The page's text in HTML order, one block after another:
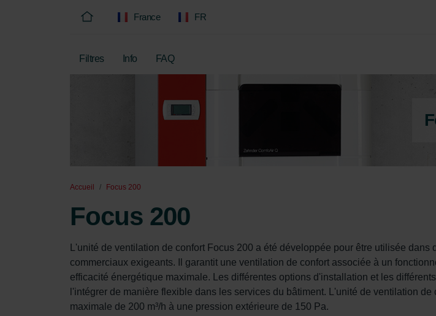
France FR
Filtres Info FAQ
Accueil Focus 200
Focus 200
L'unité de ventilation de confort Focus 200 a été développée pour être utilisée dans
commerciaux exigeants. Il garantit une ventilation de confort associée à un
efficacité énergétique maximale. Les différentes options d'installation et les
l'intégrer de manière flexible dans les services du bâtiment. L'unité de ventilation
maximale de 200 m³/h à une pression extérieure de 150 Pa.